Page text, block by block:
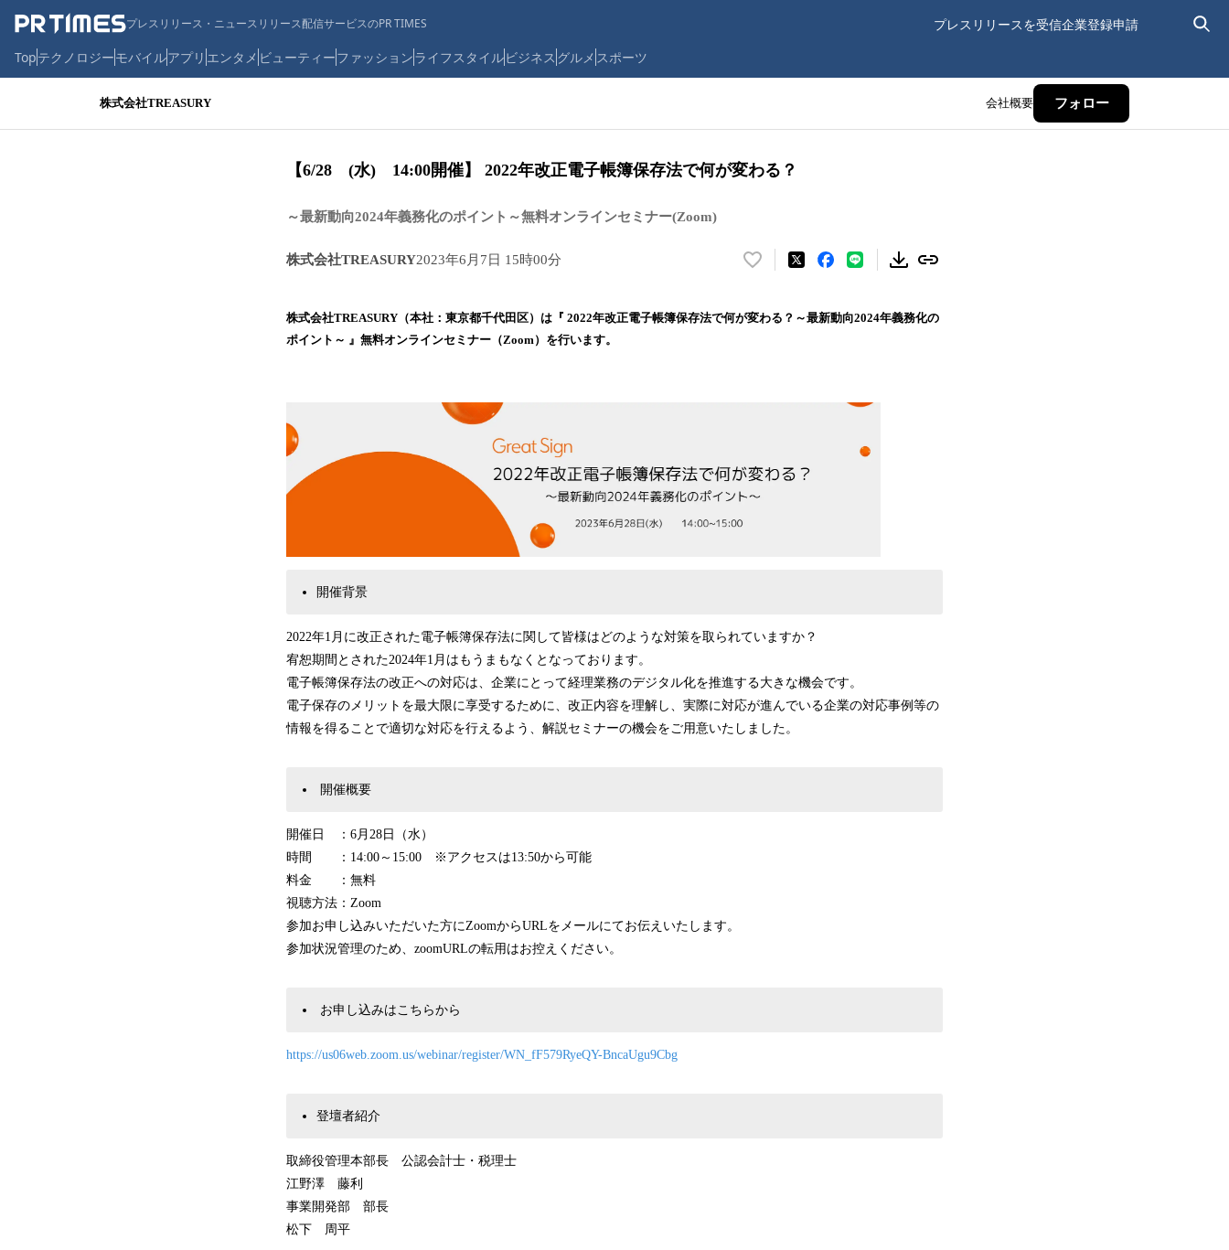
プレスリリース・ニュースリリース配信サービスのPR TIMES プレスリリースを受信企業登録申請
Topテクノロジーモバイルアプリ エンタメ ビューティーファッションライフスタイルビジネス グルメ スポーツ
株式会社TREASURY 会社概要 フォロー
【6/28 (水) 14:00開催】 2022年改正電子帳簿保存法で何が変わる？
～最新動向2024年義務化のポイント～無料オンラインセミナー(Zoom)
株式会社TREASURY2023年6月7日 15時00分
い
！
で
す
株式会社TREASURY（本社：東京都千代田区）は『 2022年改正電子帳簿保存法で何が変わる？～最新動向2024年義務化の
ポイント～ 』無料オンラインセミナー（Zoom）を行います。
開催背景
2022年1月に改正された電子帳簿保存法に関して皆様はどのような対策を取られていますか？
宥恕期間とされた2024年1月はもうまもなくとなっております。
電子帳簿保存法の改正への対応は、企業にとって経理業務のデジタル化を推進する大きな機会です。
電子保存のメリットを最大限に享受するために、改正内容を理解し、実際に対応が進んでいる企業の対応事例等の
情報を得ることで適切な対応を行えるよう、解説セミナーの機会をご用意いたしました。
開催概要
開催日 ：6月28日（水）
時間 ：14:00～15:00 ※アクセスは13:50から可能
料金 ：無料
視聴方法：Zoom
参加お申し込みいただいた方にZoomからURLをメールにてお伝えいたします。
参加状況管理のため、zoomURLの転用はお控えください。
お申し込みはこちらから
https://us06web.zoom.us/webinar/register/WN_fF579RyeQY-BncaUgu9Cbg
登壇者紹介
取締役管理本部長 ​​​​​​公認会計士・税理士
江野澤 藤利
事業開発部 部長
​​​​松下 周平